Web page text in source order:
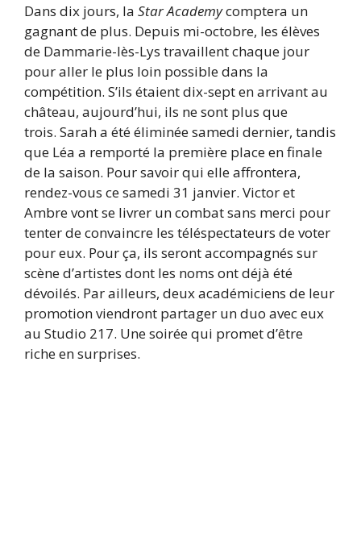
Dans dix jours, la Star Academycomptera un
gagnant de plus. Depuis mi-octobre, les élèves
de Dammarie-lès-Lys travaillent chaque jour
pour aller le plus loin possible dans la
compétition. S’ils étaient dix-sept en arrivant au
château, aujourd’hui, ils ne sont plus que
trois. Sarah a été éliminée samedi dernier, tandis
que Léa a remporté la première place en finale
de la saison. Pour savoir qui elle affrontera,
rendez-vous ce samedi 31 janvier. Victor et
Ambre vont se livrer un combat sans merci pour
tenter de convaincre les téléspectateurs de voter
pour eux. Pour ça, ils seront accompagnés sur
scène d’artistes dont les noms ont déjà été
dévoilés. Par ailleurs, deux académiciens de leur
promotion viendront partager un duo avec eux
au Studio 217. Une soirée qui promet d’être
riche en surprises.